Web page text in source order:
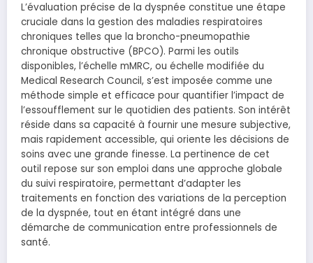
L’évaluation précise de la dyspnée constitue une étape
cruciale dans la gestion des maladies respiratoires
chroniques telles que la broncho-pneumopathie
chronique obstructive (BPCO). Parmi les outils
disponibles, l’échelle mMRC, ou échelle modifiée du
Medical Research Council, s’est imposée comme une
méthode simple et efficace pour quantifier l’impact de
l’essoufflement sur le quotidien des patients. Son intérêt
réside dans sa capacité à fournir une mesure subjective,
mais rapidement accessible, qui oriente les décisions de
soins avec une grande finesse. La pertinence de cet
outil repose sur son emploi dans une approche globale
du suivi respiratoire, permettant d’adapter les
traitements en fonction des variations de la perception
de la dyspnée, tout en étant intégré dans une
démarche de communication entre professionnels de
santé.